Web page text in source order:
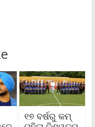
୧୭ ବର୍ଷରୁ କମ୍